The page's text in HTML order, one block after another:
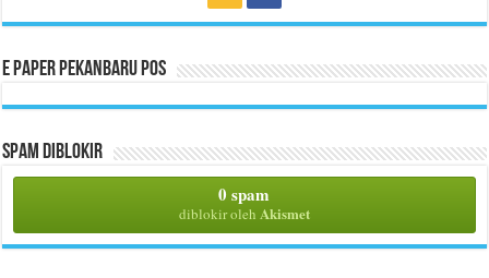
E Paper Pekanbaru Pos
Spam Diblokir
0 spam
diblokir oleh Akismet